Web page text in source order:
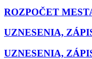
ROZPOČET
UZNESENIA,
UZNESENIA,